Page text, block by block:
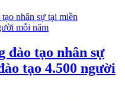
đào tạo nhân sự
tạo 4.500 người